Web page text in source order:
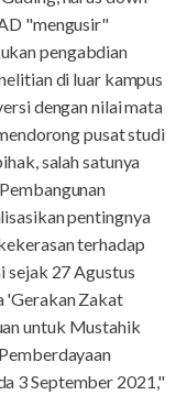
"mengusir"
pengabdian
di luar kampus
dengan nilai mata
pusat studi
salah satunya
pentingnya
terhadap
sejak 27 Agustus
'Gerakan Zakat
untuk Mustahik
3 September 2021,"